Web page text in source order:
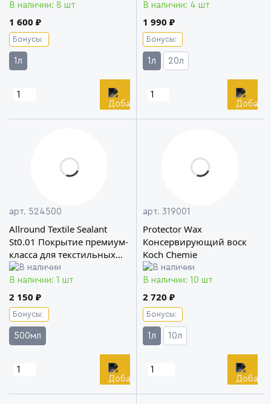
В наличии: 8 шт
1 600 ₽
Бонусы:
1л
В наличии: 4 шт
1 990 ₽
Бонусы:
1л 20л
арт. 524500
Allround Textile Sealant
St0.01 Покрытие премиум-
класса для текстильных
поверхностей
В наличии: 1 шт
2 150 ₽
Бонусы:
500мл
арт. 319001
Protector Wax
Консервирующий воск
Koch Chemie
В наличии: 10 шт
2 720 ₽
Бонусы:
1л 10л